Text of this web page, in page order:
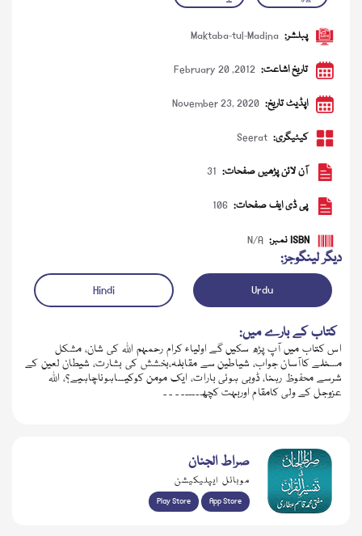
ڈاؤن لوڈ کریں
پبلشر: Maktaba-tul-Madina
تاریخ اشاعت: February 20 ,2012
اپڈیٹ تاریخ: November 23, 2020
کیٹیگری: Seerat
آن لائن پڑھیں صفحات: 31
پی ڈی ایف صفحات: 106
ISBN نمبر: N/A
دیگر لینگوجز:
Urdu
Hindi
کتاب کے بارے میں:
اس کتاب میں آپ پڑھ سکیں گے اولیاء کرام رحمہم اللہ کی شان، مشکل
مسئلے کاآسان جواب، شیاطین سے مقابلہ،بخشش کی بشارت، شیطان لعین کے
شرسے محفوظ رہنا، ڈوبی ہوئی بارات، ایک مومن کوکیساہوناچاہیے؟، اللہ
عزوجل کے ولی کامقام اوربہت کچھ۔۔۔۔۔ ۔ ۔ ۔
صراط الجنان
موبائل ایپلیکیشن
Play Store App Store